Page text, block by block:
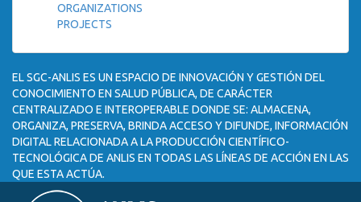
ORGANIZATIONS
PROJECTS
EL SGC-ANLIS ES UN ESPACIO DE INNOVACIÓN Y GESTIÓN DEL
CONOCIMIENTO EN SALUD PÚBLICA, DE CARÁCTER
CENTRALIZADO E INTEROPERABLE DONDE SE: ALMACENA,
ORGANIZA, PRESERVA, BRINDA ACCESO Y DIFUNDE, INFORMACIÓN
DIGITAL RELACIONADA A LA PRODUCCIÓN CIENTÍFICO-
TECNOLÓGICA DE ANLIS EN TODAS LAS LÍNEAS DE ACCIÓN EN LAS
QUE ESTA ACTÚA.